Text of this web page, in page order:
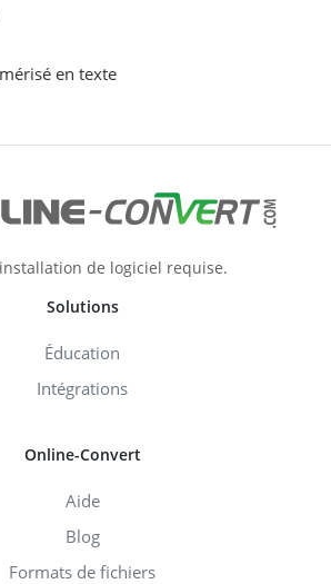
en texte
de logiciel requise.
Solutions
Éducation
Intégrations
Online-Convert
Aide
Blog
Formats de fichiers